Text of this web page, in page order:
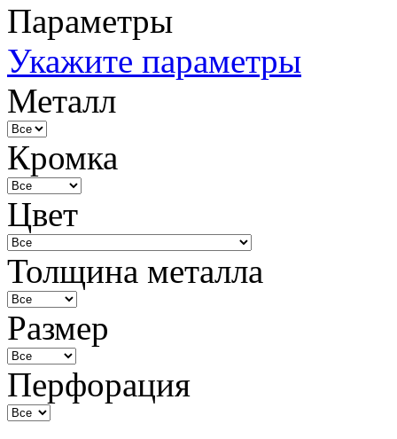
Параметры
Укажите параметры
Металл
Кромка
Цвет
Толщина металла
Размер
Перфорация